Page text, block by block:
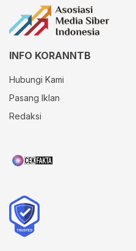
INFO KORANNTB
Hubungi Kami
Pasang Iklan
Redaksi